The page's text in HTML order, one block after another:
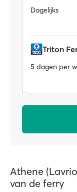
Dagelijks
Triton
5 dagen per
Athene
van de ferry